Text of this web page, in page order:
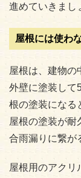
進めていきまし
屋根には使わ
屋根は、建物の
外壁に塗装して
根の塗装になる
屋根の塗装が耐
合雨漏りに繋が
屋根用のアクリ